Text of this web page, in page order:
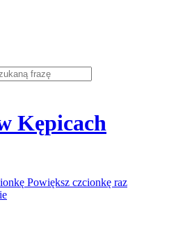
Kępicach
Powiększ czcionkę raz